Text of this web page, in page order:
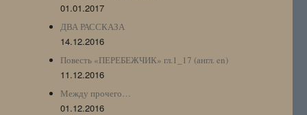
01.01.2017
ДВА РАССКАЗА
14.12.2016
Повесть «ПЕРЕБЕЖЧИК» гл.1_17 (англ. en)
11.12.2016
Между прочего…
01.12.2016